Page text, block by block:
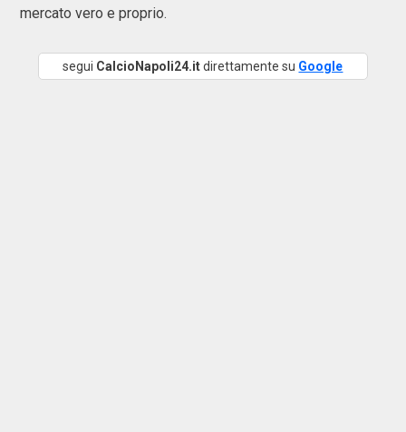
mercato vero e proprio.
segui CalcioNapoli24.itdirettamente su Google